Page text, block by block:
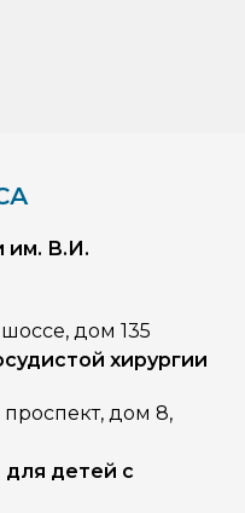
им. В.И.
дом 135
хирургии
дом 8,
детей с